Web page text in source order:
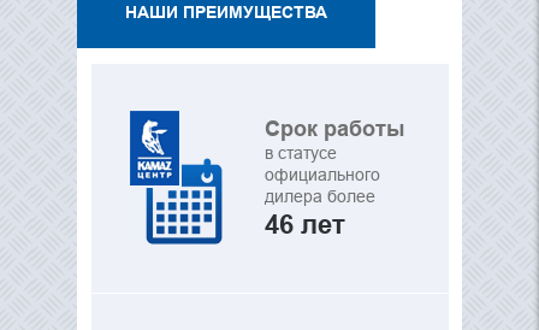
НАШИ ПРЕИМУЩЕСТВА
Срок работы
в статусе
официального
дилера более
46 лет